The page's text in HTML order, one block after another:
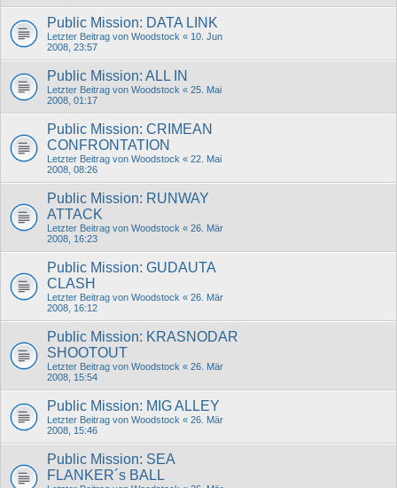
Public Mission: DATA LINK
Letzter Beitrag von Woodstock « 10. Jun
2008, 23:57
Public Mission: ALL IN
Letzter Beitrag von Woodstock « 25. Mai
2008, 01:17
Public Mission: CRIMEAN
CONFRONTATION
Letzter Beitrag von Woodstock « 22. Mai
2008, 08:26
Public Mission: RUNWAY
ATTACK
Letzter Beitrag von Woodstock « 26. Mär
2008, 16:23
Public Mission: GUDAUTA
CLASH
Letzter Beitrag von Woodstock « 26. Mär
2008, 16:12
Public Mission: KRASNODAR
SHOOTOUT
Letzter Beitrag von Woodstock « 26. Mär
2008, 15:54
Public Mission: MIG ALLEY
Letzter Beitrag von Woodstock « 26. Mär
2008, 15:46
Public Mission: SEA
FLANKER´s BALL